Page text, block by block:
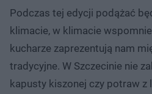
Podczas tej edycji podążać
klimacie, w klimacie
kucharze zaprezentują nam
tradycyjne. W Szczecinie nie
kapusty kiszonej czy potraw z